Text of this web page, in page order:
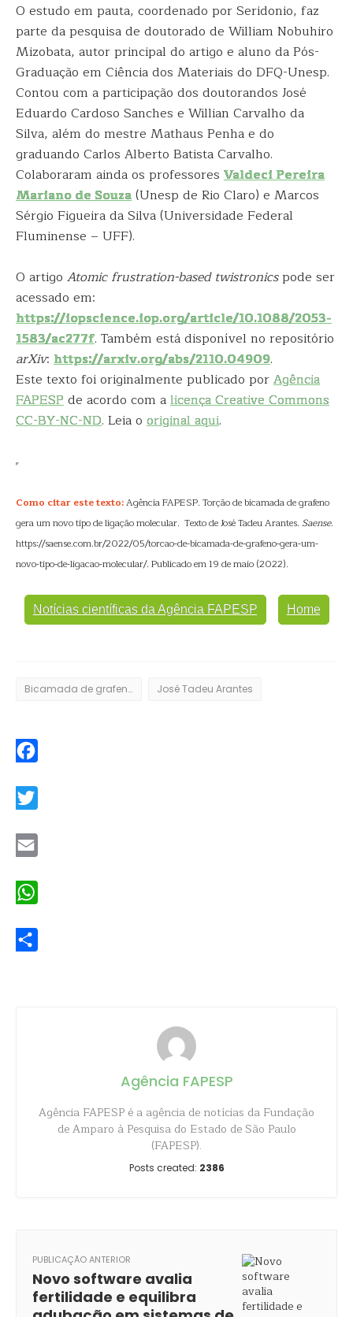
O estudo em pauta, coordenado por Seridonio, faz
parte da pesquisa de doutorado de William Nobuhiro
Mizobata, autor principal do artigo e aluno da Pós-
Graduação em Ciência dos Materiais do DFQ-Unesp.
Contou com a participação dos doutorandos José
Eduardo Cardoso Sanches e Willian Carvalho da
Silva, além do mestre Mathaus Penha e do
graduando Carlos Alberto Batista Carvalho.
Colaboraram ainda os professores Valdeci Pereira
Mariano de Souza(Unesp de Rio Claro) e Marcos
Sérgio Figueira da Silva (Universidade Federal
Fluminense – UFF).
O artigo Atomic frustration-based twistronicspode ser
acessado em:
https://iopscience.iop.org/article/10.1088/2053-
1583/ac277f. Também está disponível no repositório
arXiv: https://arxiv.org/abs/2110.04909.
Este texto foi originalmente publicado porAgência
FAPESPde acordo com alicença Creative Commons
CC-BY-NC-ND. Leia o original aqui.
Como citar este texto:Agência FAPESP. Torção de bicamada de grafeno
gera um novo tipo de ligação molecular. Texto de José Tadeu Arantes. Saense.
https://saense.com.br/2022/05/torcao-de-bicamada-de-grafeno-gera-um-
novo-tipo-de-ligacao-molecular/. Publicado em 19 de maio (2022).
Notícias científicas da Agência FAPESP Home
Bicamada de grafeno José Tadeu Arantes
Agência FAPESP
Agência FAPESP é a agência de notícias da Fundação
de Amparo à Pesquisa do Estado de São Paulo
(FAPESP).
Posts created: 2386
PUBLICAÇÃO ANTERIOR
Novo software avalia
fertilidade e equilibra